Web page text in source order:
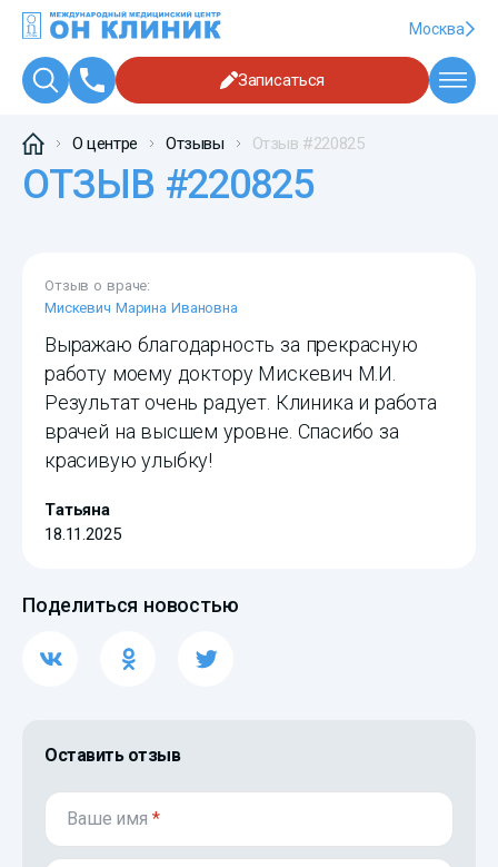
Москва
Записаться
О центре Отзывы Отзыв #220825
ОТЗЫВ #220825
Отзыв о враче:
Мискевич Марина Ивановна
Выражаю благодарность за прекрасную
работу моему доктору Мискевич М.И.
Результат очень радует. Клиника и работа
врачей на высшем уровне. Спасибо за
красивую улыбку!
Татьяна
18.11.2025
Поделиться новостью
Оставить отзыв
Ваше имя *